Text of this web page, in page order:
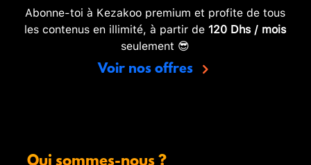
Abonne-toi à Kezakoo premium et profite de tous
les contenus en illimité, à partir de 120 Dhs / mois
seulement 😎
Voir nos offres